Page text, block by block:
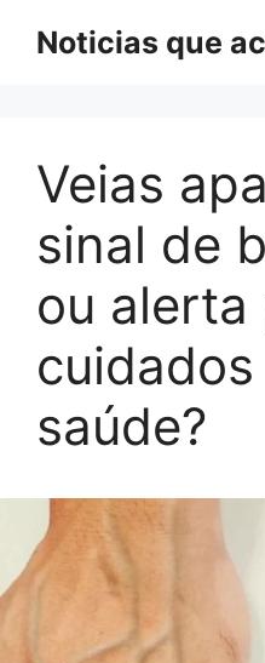
Noticias que
Veias
sinal de
ou alerta
saúde?